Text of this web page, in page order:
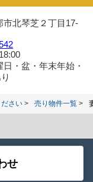
市北琴芝２丁目17-
・盆・年末年始・
さい 売り物件一覧
せ